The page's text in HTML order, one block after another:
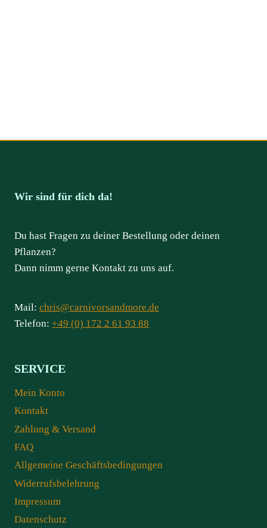
Wir sind für dich da!
Du hast Fragen zu deiner Bestellung oder deinen
Pflanzen?
Dann nimm gerne Kontakt zu uns auf.
Mail: chris@carnivorsandmore.de
Telefon: +49 (0) 172 2 61 93 88
SERVICE
Mein Konto
Kontakt
Zahlung & Versand
FAQ
Allgemeine Geschäftsbedingungen
Widerrufsbelehrung
Impressum
Datenschutz